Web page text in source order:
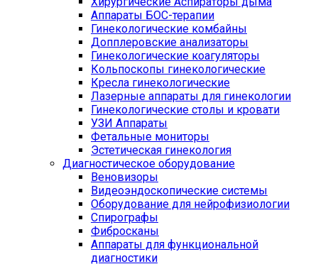
Аппараты БОС-терапии
Гинекологические комбайны
Допплеровские анализаторы
Гинекологические коагуляторы
Кольпоскопы гинекологические
Кресла гинекологические
Лазерные аппараты для гинекологии
Гинекологические столы и кровати
УЗИ Аппараты
Фетальные мониторы
Эстетическая гинекология
Диагностическое оборудование
Веновизоры
Видеоэндоскопические системы
Оборудование для нейрофизиологии
Спирографы
Фибросканы
Аппараты для функциональной
диагностики